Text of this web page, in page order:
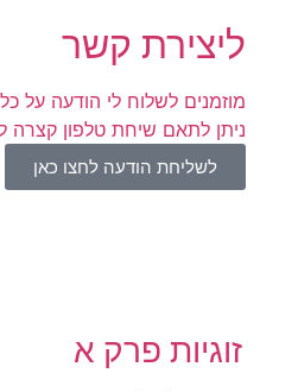
ליצירת קשר
מוזמנים לשלוח לי הודעה על
ניתן לתאם שיחת טלפון קצרה
לשליחת הודעה לחצו כאן
זוגיות פרק א